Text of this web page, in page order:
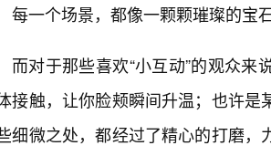
每一个场景，都像一颗颗璀璨的宝
而对于那些喜欢“小互动”的观众
接触，让你脸颊瞬间升温；也许
细微之处，都经过了精心的打磨